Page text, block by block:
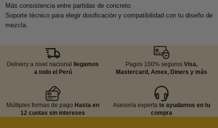
Más consistencia entre partidas de concreto.
Soporte técnico para elegir dosificación y compatibilidad con tu diseño de
mezcla.
Delivery a nivel nacional llegamos
a todo el Perú
Múltiples formas de pago Hasta en
12 cuotas sin intereses
Pagos 100% seguros Visa,
Mastercard, Amex, Diners y más
Asesoría experta te ayudamos en tu
compra